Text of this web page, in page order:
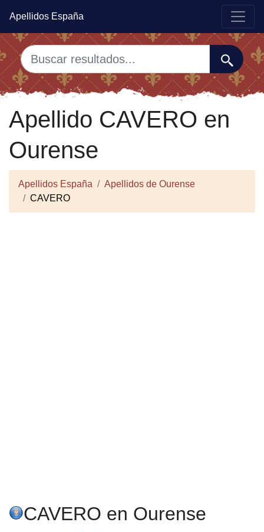
Apellidos España
Apellido CAVERO en
Ourense
Apellidos España
Apellidos de Ourense
CAVERO
CAVERO en Ourense